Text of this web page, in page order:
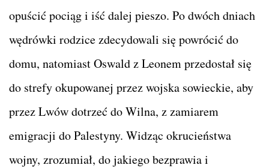
opuścić pociąg i iść dalej pieszo. Po dwóch dniach
wędrówki rodzice zdecydowali się powrócić do
domu, natomiast Oswald z Leonem przedostał się
do strefy okupowanej przez wojska sowieckie, aby
przez Lwów dotrzeć do Wilna, z zamiarem
emigracji do Palestyny. Widząc okrucieństwa
wojny, zrozumiał, do jakiego bezprawia i